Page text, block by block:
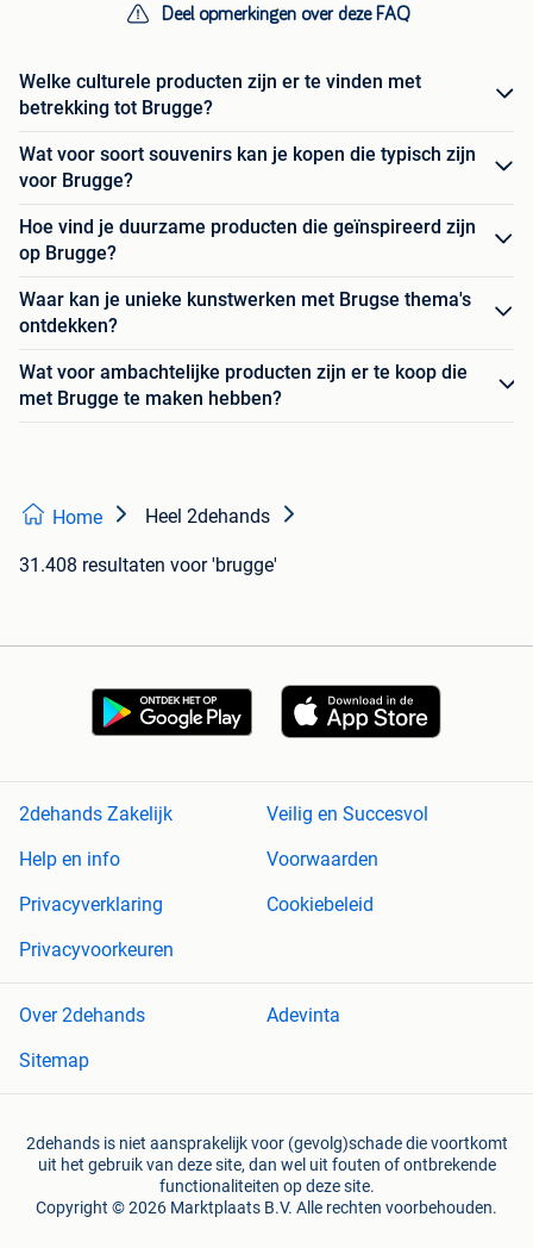
Deel opmerkingen over deze FAQ
Welke culturele producten zijn er te vinden met
betrekking tot Brugge?
Wat voor soort souvenirs kan je kopen die typisch zijn
voor Brugge?
Hoe vind je duurzame producten die geïnspireerd zijn
op Brugge?
Waar kan je unieke kunstwerken met Brugse thema's
ontdekken?
Wat voor ambachtelijke producten zijn er te koop die
met Brugge te maken hebben?
Home Heel 2dehands
31.408 resultaten voor 'brugge'
2dehands Zakelijk
Veilig en Succesvol
Help en info
Voorwaarden
Privacyverklaring
Cookiebeleid
Privacyvoorkeuren
Over 2dehands
Adevinta
Sitemap
2dehands is niet aansprakelijk voor (gevolg)schade die voortkomt
uit het gebruik van deze site, dan wel uit fouten of ontbrekende
functionaliteiten op deze site.
Copyright © 2026 Marktplaats B.V. Alle rechten voorbehouden.